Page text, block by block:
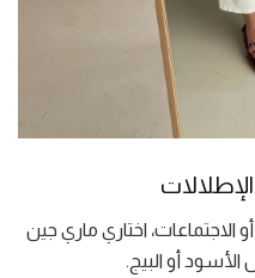
الاجتماعات، اختاري ماري جين
الأسود أو البيج.